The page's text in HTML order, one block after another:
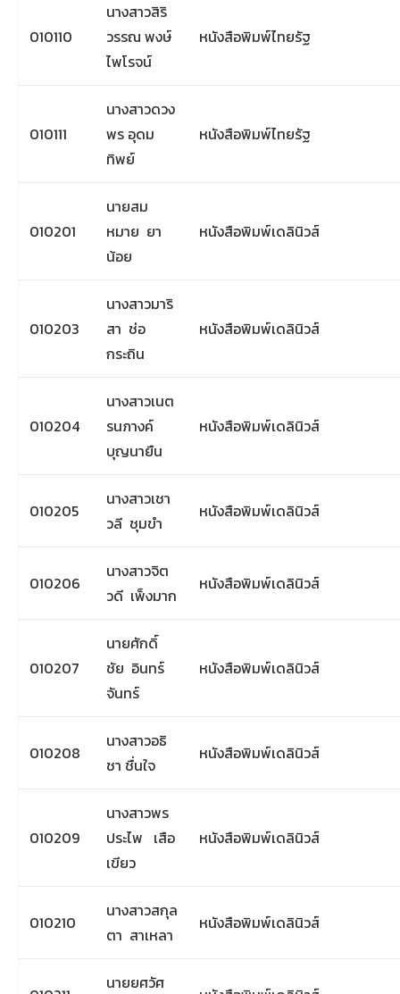
010110
นางสาวสิริ
วรรณ พงษ์
ไพโรจน์
หนังสือพิมพ์ไทยรัฐ
010111
นางสาวดวง
พร อุดม
ทิพย์
หนังสือพิมพ์ไทยรัฐ
010201
นายสม
หมาย ยา
น้อย
หนังสือพิมพ์เดลินิวส์
010203
นางสาวมาริ
สา ช่อ
กระถิน
หนังสือพิมพ์เดลินิวส์
010204
นางสาวเนต
รนภางค์
บุญนายืน
หนังสือพิมพ์เดลินิวส์
010205
นางสาวเชา
วลี ชุมขำ
หนังสือพิมพ์เดลินิวส์
010206
นางสาวจิต
วดี เพ็งมาก
หนังสือพิมพ์เดลินิวส์
010207
นายศักดิ์
ชัย อินทร์
จันทร์
หนังสือพิมพ์เดลินิวส์
010208
นางสาวอธิ
ชา ชื่นใจ
หนังสือพิมพ์เดลินิวส์
010209
นางสาวพร
ประไพ เสือ
เขียว
หนังสือพิมพ์เดลินิวส์
010210
นางสาวสกุล
ตา สาเหลา
หนังสือพิมพ์เดลินิวส์
นายยศวัศ